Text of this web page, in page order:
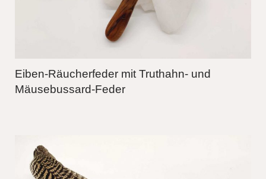
Eiben-Räucherfeder mit Truthahn- und
Mäusebussard-Feder